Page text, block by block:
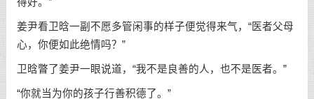
姜尹看卫晗一副不愿多管闲事的样子便觉得来气，“医者父母
心，你便如此绝情吗？”
卫晗瞥了姜尹一眼说道，“我不是良善的人，也不是医者。”
“你就当为你的孩子行善积德了。”